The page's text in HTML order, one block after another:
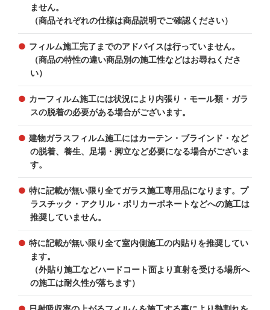
ません。
（商品それぞれの仕様は商品説明でご確認ください）
フィルム施工完了までのアドバイスは行っていません。
（商品の特性の違い商品別の施工性などはお尋ねくださ
い）
カーフィルム施工には状況により内張り・モール類・ガラ
スの脱着の必要がある場合がございます。
建物ガラスフィルム施工にはカーテン・ブラインド・など
の脱着、養生、足場・脚立など必要になる場合がございま
す。
特に記載が無い限り全てガラス施工専用品になります。プ
ラスチック・アクリル・ポリカーポネートなどへの施工は
推奨していません。
特に記載が無い限り全て室内側施工の内貼りを推奨してい
ます。
（外貼り施工などハードコート面より直射を受ける場所へ
の施工は耐久性が落ちます）